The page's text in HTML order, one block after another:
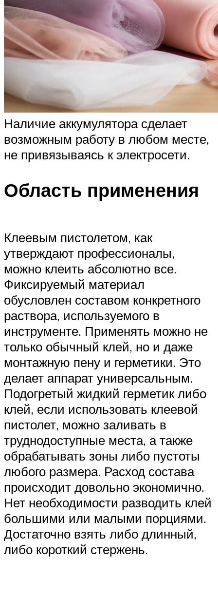
Наличие аккумулятора сделает
возможным работу в любом месте,
не привязываясь к электросети.
Область применения
Клеевым пистолетом, как
утверждают профессионалы,
можно клеить абсолютно все.
Фиксируемый материал
обусловлен составом конкретного
раствора, используемого в
инструменте. Применять можно не
только обычный клей, но и даже
монтажную пену и герметики. Это
делает аппарат универсальным.
Подогретый жидкий герметик либо
клей, если использовать клеевой
пистолет, можно заливать в
труднодоступные места, а также
обрабатывать зоны либо пустоты
любого размера. Расход состава
происходит довольно экономично.
Нет необходимости разводить клей
большими или малыми порциями.
Достаточно взять либо длинный,
либо короткий стержень.